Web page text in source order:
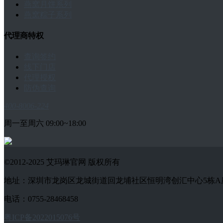
代理商特权
周一至周六 09:00~18:00
©2012-2025 艾玛琳官网 版权所有
地址：深圳市龙岗区龙城街道回龙埔社区恒明湾创汇中心5栋A
电话：0755-28468458
粤ICP备2022015076号